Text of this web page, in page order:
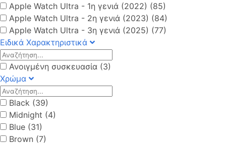
Apple Watch Ultra - 1η γενιά (2022) (85)
Apple Watch Ultra - 2η γενιά (2023) (84)
Apple Watch Ultra - 3η γενιά (2025) (77)
Ειδικά Χαρακτηριστικά
Ανοιγμένη συσκευασία (3)
Χρώμα
Black (39)
Midnight (4)
Blue (31)
Brown (7)